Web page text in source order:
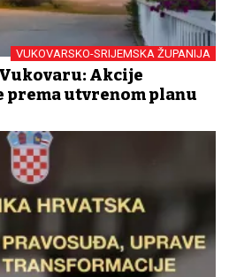
VUKOVARSKO-SRIJEMSKA ŽUPANIJA
Akcije
utvrđenom planu